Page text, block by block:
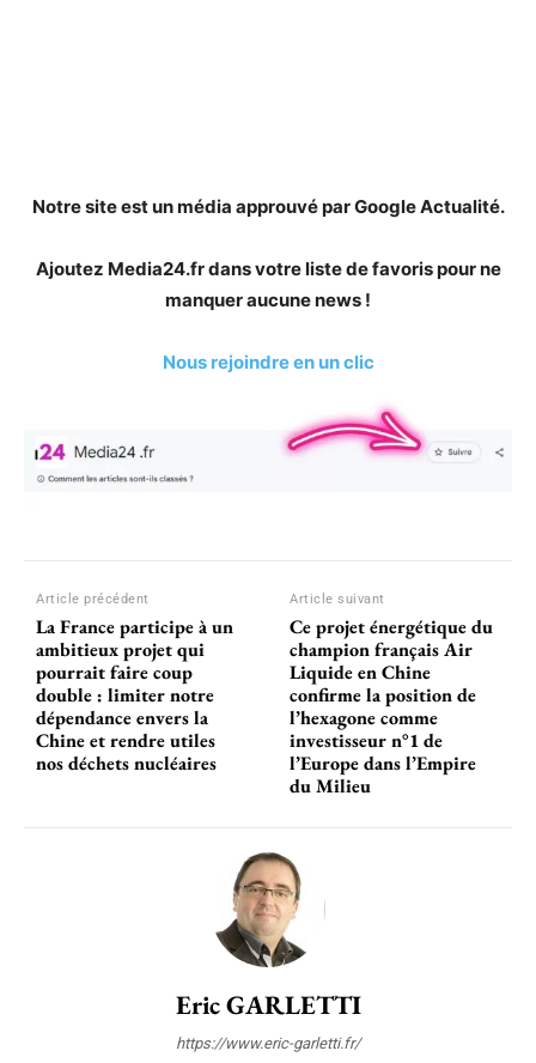
Notre site est un média approuvé par Google Actualité.
Ajoutez Media24.fr dans votre liste de favoris pour ne
manquer aucune news !
Nous rejoindre en un clic
Article précédent
La France participe à un
ambitieux projet qui
pourrait faire coup
double : limiter notre
dépendance envers la
Chine et rendre utiles
nos déchets nucléaires
Article suivant
Ce projet énergétique du
champion français Air
Liquide en Chine
confirme la position de
l’hexagone comme
investisseur n°1 de
l’Europe dans l’Empire
du Milieu
Eric GARLETTI
https://www.eric-garletti.fr/